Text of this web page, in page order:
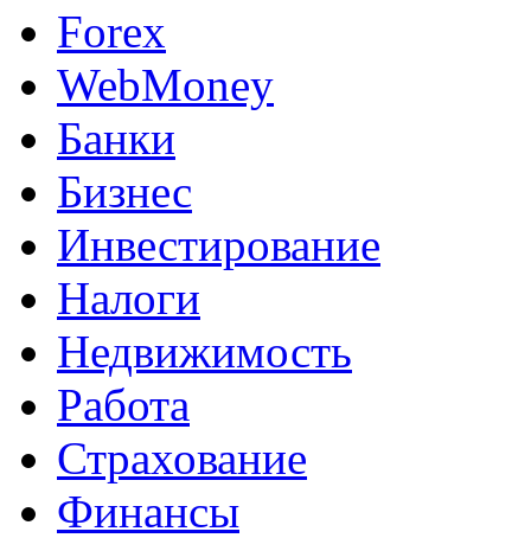
Forex
WebMoney
Банки
Бизнес
Инвестирование
Налоги
Недвижимость
Работа
Страхование
Финансы